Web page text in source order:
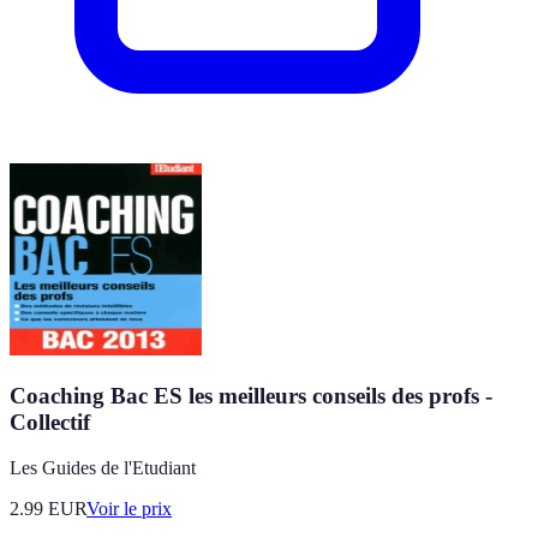
Coaching Bac ES les meilleurs conseils des profs -
Collectif
Les Guides de l'Etudiant
2.99 EURVoir le prix